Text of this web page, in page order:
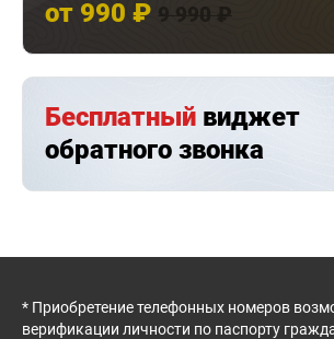
от 990 ₽ 9 990 ₽
Бесплатный виджет
обратного звонка
* Приобретение телефонных номеров
верификации личности по паспорту